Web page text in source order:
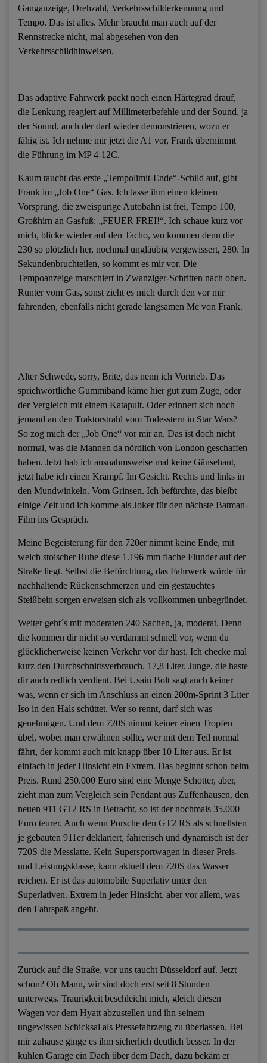
Ganganzeige, Drehzahl, Verkehrsschilderkennung und
Tempo. Das ist alles. Mehr braucht man auch auf der
Rennstrecke nicht, mal abgesehen von den
Verkehrsschildhinweisen.
Das adaptive Fahrwerk packt noch einen Härtegrad drauf,
die Lenkung reagiert auf Millimeterbefehle und der Sound, ja
der Sound, auch der darf wieder demonstrieren, wozu er
fähig ist. Ich nehme mir jetzt die A1 vor, Frank übernimmt
die Führung im MP 4-12C.
Kaum taucht das erste „Tempolimit-Ende“-Schild auf, gibt
Frank im „Job One“ Gas. Ich lasse ihm einen kleinen
Vorsprung, die zweispurige Autobahn ist frei, Tempo 100,
Großhirn an Gasfuß: „FEUER FREI!“. Ich schaue kurz vor
mich, blicke wieder auf den Tacho, wo kommen denn die
230 so plötzlich her, nochmal ungläubig vergewissert, 280. In
Sekundenbruchteilen, so kommt es mir vor. Die
Tempoanzeige marschiert in Zwanziger-Schritten nach oben.
Runter vom Gas, sonst zieht es mich durch den vor mir
fahrenden, ebenfalls nicht gerade langsamen Mc von Frank.
Alter Schwede, sorry, Brite, das nenn ich Vortrieb. Das
sprichwörtliche Gummiband käme hier gut zum Zuge, oder
der Vergleich mit einem Katapult. Oder erinnert sich noch
jemand an den Traktorstrahl vom Todesstern in Star Wars?
So zog mich der „Job One“ vor mir an. Das ist doch nicht
normal, was die Mannen da nördlich von London geschaffen
haben. Jetzt hab ich ausnahmsweise mal keine Gänsehaut,
jetzt habe ich einen Krampf. Im Gesicht. Rechts und links in
den Mundwinkeln. Vom Grinsen. Ich befürchte, das bleibt
einige Zeit und ich komme als Joker für den nächste Batman-
Film ins Gespräch.
Meine Begeisterung für den 720er nimmt keine Ende, mit
welch stoischer Ruhe diese 1.196 mm flache Flunder auf der
Straße liegt. Selbst die Befürchtung, das Fahrwerk würde für
nachhaltende Rückenschmerzen und ein gestauchtes
Steißbein sorgen erweisen sich als vollkommen unbegründet.
Weiter geht´s mit moderaten 240 Sachen, ja, moderat. Denn
die kommen dir nicht so verdammt schnell vor, wenn du
glücklicherweise keinen Verkehr vor dir hast. Ich checke mal
kurz den Durchschnittsverbrauch. 17,8 Liter. Junge, die haste
dir auch redlich verdient. Bei Usain Bolt sagt auch keiner
was, wenn er sich im Anschluss an einen 200m-Sprint 3 Liter
Iso in den Hals schüttet. Wer so rennt, darf sich was
genehmigen. Und dem 720S nimmt keiner einen Tropfen
übel, wobei man erwähnen sollte, wer mit dem Teil normal
fährt, der kommt auch mit knapp über 10 Liter aus. Er ist
einfach in jeder Hinsicht ein Extrem. Das beginnt schon beim
Preis. Rund 250.000 Euro sind eine Menge Schotter, aber,
zieht man zum Vergleich sein Pendant aus Zuffenhausen, den
neuen 911 GT2 RS in Betracht, so ist der nochmals 35.000
Euro teurer. Auch wenn Porsche den GT2 RS als schnellsten
je gebauten 911er deklariert, fahrerisch und dynamisch ist der
720S die Messlatte. Kein Supersportwagen in dieser Preis-
und Leistungsklasse, kann aktuell dem 720S das Wasser
reichen. Er ist das automobile Superlativ unter den
Superlativen. Extrem in jeder Hinsicht, aber vor allem, was
den Fahrspaß angeht.
Zurück auf die Straße, vor uns taucht Düsseldorf auf. Jetzt
schon? Oh Mann, wir sind doch erst seit 8 Stunden
unterwegs. Traurigkeit beschleicht mich, gleich diesen
Wagen vor dem Hyatt abzustellen und ihn seinem
ungewissen Schicksal als Pressefahrzeug zu überlassen. Bei
mir zuhause ginge es ihm sicherlich deutlich besser. In der
kühlen Garage ein Dach über dem Dach, dazu bekäm er